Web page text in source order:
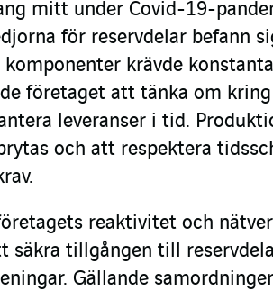
mitt under Covid-19-
för reservdelar befann
komponenter krävde
företaget att tänka om kring
leveranser i tid.
och att respektera
reaktivitet och
säkra tillgången till
Gällande